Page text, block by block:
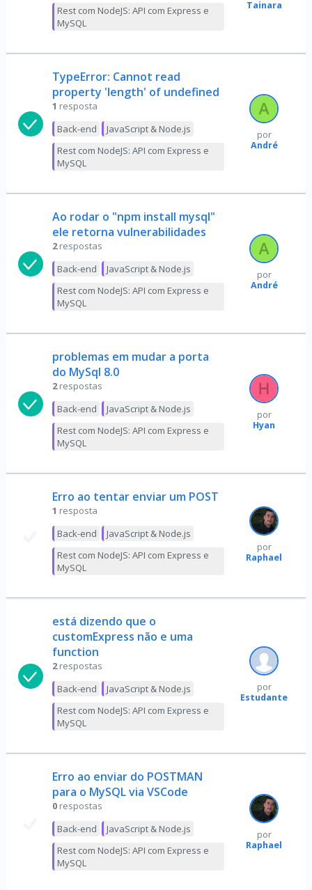
Rest com NodeJS: API com Express e
MySQL
Tainara
TypeError: Cannot read
property 'length' of undefined
1 resposta
Back-end
JavaScript & Node.js
Rest com NodeJS: API com Express e
MySQL
por
André
Ao rodar o "npm install mysql"
ele retorna vulnerabilidades
2 respostas
Back-end
JavaScript & Node.js
Rest com NodeJS: API com Express e
MySQL
por
André
problemas em mudar a porta
do MySql 8.0
2 respostas
Back-end
JavaScript & Node.js
Rest com NodeJS: API com Express e
MySQL
por
Hyan
Erro ao tentar enviar um POST
1 resposta
Back-end
JavaScript & Node.js
Rest com NodeJS: API com Express e
MySQL
por
Raphael
está dizendo que o
customExpress não e uma
function
2 respostas
Back-end
JavaScript & Node.js
Rest com NodeJS: API com Express e
MySQL
por
Estudante
Erro ao enviar do POSTMAN
para o MySQL via VSCode
0 respostas
Back-end
JavaScript & Node.js
Rest com NodeJS: API com Express e
MySQL
por
Raphael